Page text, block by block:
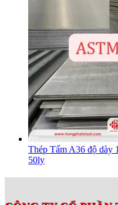
Thép Tấm A36 độ
50ly